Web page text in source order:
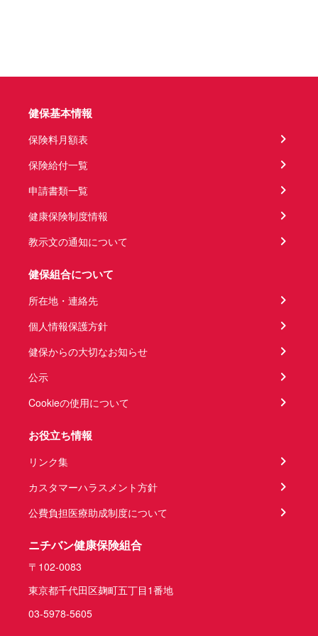
健保基本情報
保険料月額表
保険給付一覧
申請書類一覧
健康保険制度情報
教示文の通知について
健保組合について
所在地・連絡先
個人情報保護方針
健保からの大切なお知らせ
公示
Cookieの使用について
お役立ち情報
リンク集
カスタマーハラスメント方針
公費負担医療助成制度について
ニチバン健康保険組合
〒102-0083
東京都千代田区麹町五丁目1番地
03-5978-5605